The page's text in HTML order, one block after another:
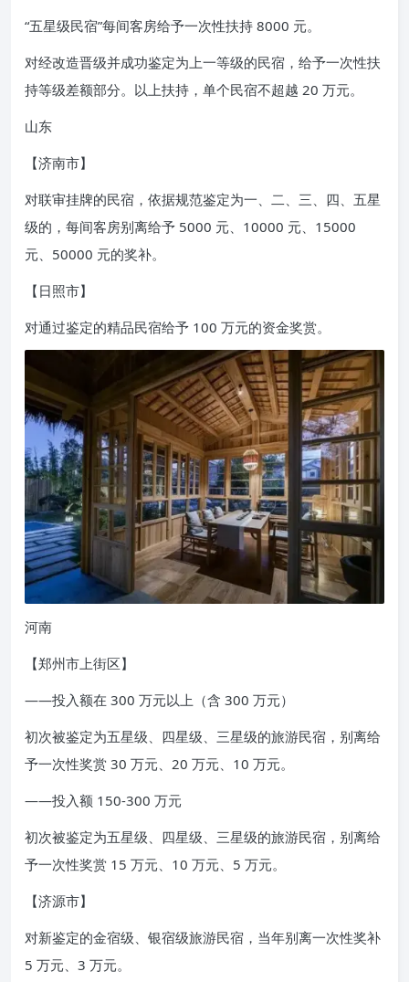
“五星级民宿”每间客房给予一次性扶持 8000 元。
对经改造晋级并成功鉴定为上一等级的民宿，给予一次性扶
持等级差额部分。以上扶持，单个民宿不超越 20 万元。
山东
【济南市】
对联审挂牌的民宿，依据规范鉴定为一、二、三、四、五星
级的，每间客房别离给予 5000 元、10000 元、15000
元、50000 元的奖补。
【日照市】
对通过鉴定的精品民宿给予 100 万元的资金奖赏。
河南
【郑州市上街区】
——投入额在 300 万元以上（含 300 万元）
初次被鉴定为五星级、四星级、三星级的旅游民宿，别离给
予一次性奖赏 30 万元、20 万元、10 万元。
——投入额 150-300 万元
初次被鉴定为五星级、四星级、三星级的旅游民宿，别离给
予一次性奖赏 15 万元、10 万元、5 万元。
【济源市】
对新鉴定的金宿级、银宿级旅游民宿，当年别离一次性奖补
5 万元、3 万元。